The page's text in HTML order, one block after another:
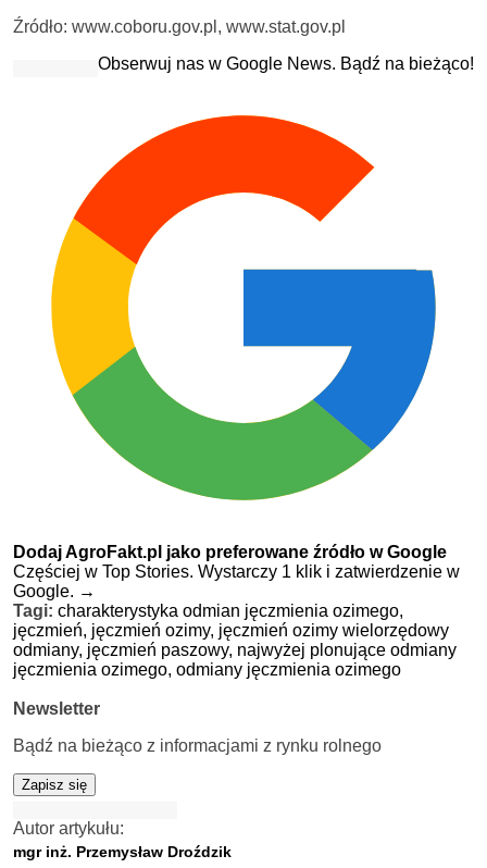
Źródło: www.coboru.gov.pl, www.stat.gov.pl
Obserwuj nas w Google News. Bądź na bieżąco!
Dodaj AgroFakt.pl jako preferowane źródło w Google
Częściej w Top Stories. Wystarczy 1 klik i zatwierdzenie w
Google. →
Tagi: charakterystyka odmian jęczmienia ozimego,
jęczmień, jęczmień ozimy, jęczmień ozimy wielorzędowy
odmiany, jęczmień paszowy, najwyżej plonujące odmiany
jęczmienia ozimego, odmiany jęczmienia ozimego
Newsletter
Bądź na bieżąco z informacjami z rynku rolnego
Zapisz się
Autor artykułu:
mgr inż. Przemysław Droździk